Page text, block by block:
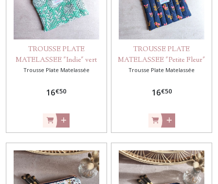
TROUSSE PLATE
MATELASSEE "Indie" vert
menthe
Trousse Plate Matelassée
16€50
TROUSSE PLATE
MATELASSEE "Petite Fleur"
Bleu Marine
Trousse Plate Matelassée
16€50